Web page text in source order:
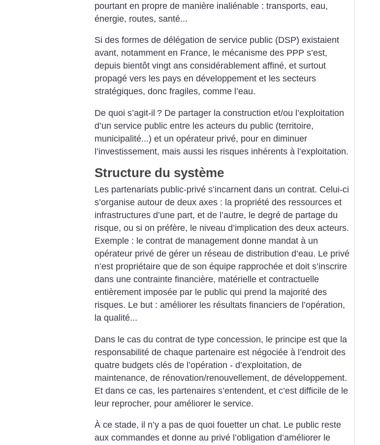
pourtant en propre de manière inaliénable : transports, eau,
énergie, routes, santé...
Si des formes de délégation de service public (DSP) existaient
avant, notamment en France, le mécanisme des PPP s’est,
depuis bientôt vingt ans considérablement affiné, et surtout
propagé vers les pays en développement et les secteurs
stratégiques, donc fragiles, comme l’eau.
De quoi s’agit-il ? De partager la construction et/ou l’exploitation
d’un service public entre les acteurs du public (territoire,
municipalité...) et un opérateur privé, pour en diminuer
l’investissement, mais aussi les risques inhérents à l’exploitation.
Structure du système
Les partenariats public-privé s’incarnent dans un contrat. Celui-ci
s’organise autour de deux axes : la propriété des ressources et
infrastructures d’une part, et de l’autre, le degré de partage du
risque, ou si on préfère, le niveau d’implication des deux acteurs.
Exemple : le contrat de management donne mandat à un
opérateur privé de gérer un réseau de distribution d’eau. Le privé
n’est propriétaire que de son équipe rapprochée et doit s’inscrire
dans une contrainte financière, matérielle et contractuelle
entièrement imposée par le public qui prend la majorité des
risques. Le but : améliorer les résultats financiers de l’opération,
la qualité...
Dans le cas du contrat de type concession, le principe est que la
responsabilité de chaque partenaire est négociée à l’endroit des
quatre budgets clés de l’opération - d’exploitation, de
maintenance, de rénovation/renouvellement, de développement.
Et dans ce cas, les partenaires s’entendent, et c’est difficile de le
leur reprocher, pour améliorer le service.
À ce stade, il n’y a pas de quoi fouetter un chat. Le public reste
aux commandes et donne au privé l’obligation d’améliorer le